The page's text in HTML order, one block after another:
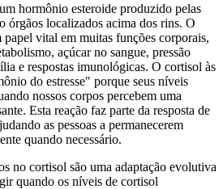
hormônio esteroide produzido pelas
órgãos localizados acima dos rins. O
vital em muitas funções corporais,
açúcar no sangue, pressão
e respostas imunológicas. O cortisol às
do estresse" porque seus níveis
nossos corpos percebem uma
Esta reação faz parte da resposta de
as pessoas a permanecerem
quando necessário.
no cortisol são uma adaptação evolutiva
quando os níveis de cortisol